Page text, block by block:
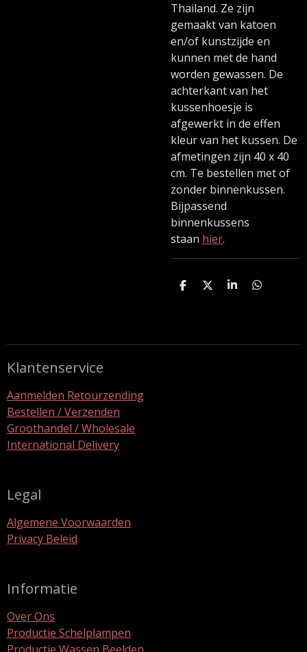
Thailand. Ze zijn
gemaakt van katoen
en/of kunstzijde en
kunnen met de hand
worden gewassen. De
achterkant van het
kussenhoesje is
afgewerkt in de effen
kleur van het kussen. De
afmetingen zijn 40 x 40
cm. Te bestellen met of
zonder binnenkussen.
Bijpassend
binnenkussens
staan hier.
D
D
S
D
Klantenservice
Aanmelden Retourzending
Bestellen / Verzenden
Groothandel / Wholesale
International Delivery
Legal
Algemene Voorwaarden
Privacy Beleid
Informatie
Over Ons
Productie Schelplampen